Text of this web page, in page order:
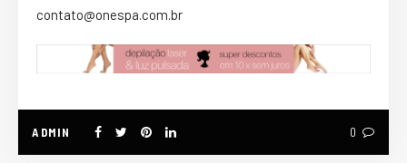
contato@onespa.com.br
ADMIN 0